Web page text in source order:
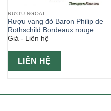
RƯỢU NGOẠI
Rượu vang đỏ Baron Philip de
Rothschild Bordeaux rouge
750ml
Giá - Liên hệ
LIÊN HỆ